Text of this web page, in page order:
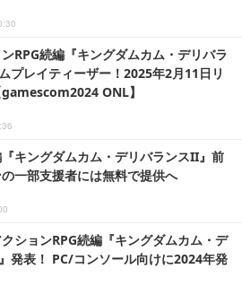
RPG続編『キングダムカム・デリバラ
プレイティーザー！2025年2月11日リ
ONL】
キングダムカム・デリバランスII』前
一部支援者には無料で提供へ
ションRPG続編『キングダムカム・デ
発表！ PC/コンソール向けに2024年発